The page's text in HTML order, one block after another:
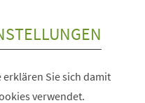
erklären Sie sich damit
verwendet.